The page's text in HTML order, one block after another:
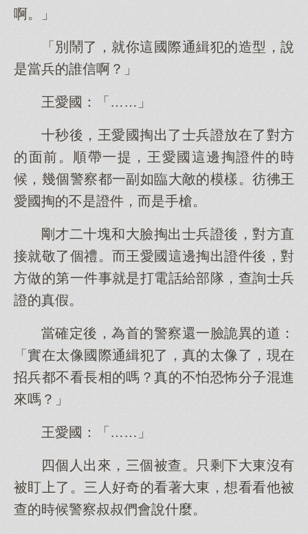
啊。」
「別鬧了，就你這國際通緝犯的造型，說
是當兵的誰信啊？」
王愛國：「……」
十秒後，王愛國掏出了士兵證放在了對方
的面前。順帶一提，王愛國這邊掏證件的時
候，幾個警察都一副如臨大敵的模樣。彷彿王
愛國掏的不是證件，而是手槍。
剛才二十塊和大臉掏出士兵證後，對方直
接就敬了個禮。而王愛國這邊掏出證件後，對
方做的第一件事就是打電話給部隊，查詢士兵
證的真假。
當確定後，為首的警察還一臉詭異的道：
「實在太像國際通緝犯了，真的太像了，現在
招兵都不看長相的嗎？真的不怕恐怖分子混進
來嗎？」
王愛國：「……」
四個人出來，三個被查。只剩下大東沒有
被盯上了。三人好奇的看著大東，想看看他被
查的時候警察叔叔們會說什麼。